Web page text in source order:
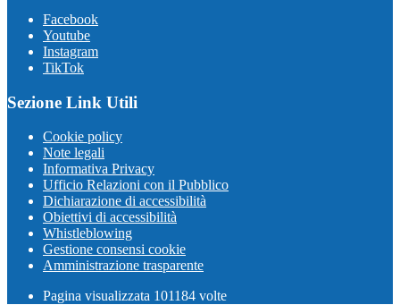
Facebook
Youtube
Instagram
TikTok
Sezione Link Utili
Cookie policy
Note legali
Informativa Privacy
Ufficio Relazioni con il Pubblico
Dichiarazione di accessibilità
Obiettivi di accessibilità
Whistleblowing
Gestione consensi cookie
Amministrazione trasparente
Pagina visualizzata 101184 volte